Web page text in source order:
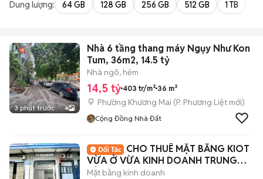
Dung lượng: 64 GB 128 GB 256 GB 512 GB 1 TB
3 phút trước 4
Nhà 6 tầng thang máy Ngụy Như Kon
Tum, 36m2, 14.5 tỷ
Nhà ngõ, hẻm
14,5 tỷ 403 tr/m² 36 m²
Phường Khương Mai (P. Phương Liệt mới)
Cộng Đồng Nhà Đất
CHO THUÊ MẶT BẰNG KIOT
VỪA Ở VỪA KINH DOANH TRUNG
TÂM QUẬN 7
Mặt bằng kinh doanh